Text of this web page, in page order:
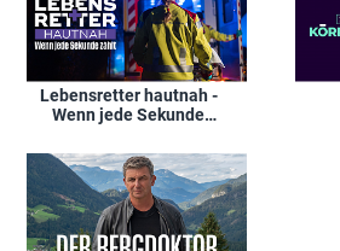
Lebensretter hautnah -
Wenn jede Sekunde